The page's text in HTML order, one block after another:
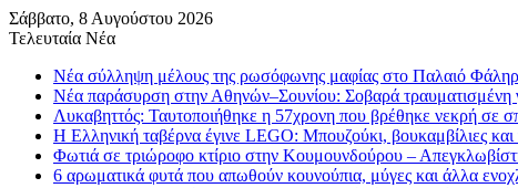
Σάββατο, 8 Αυγούστου 2026
Τελευταία Νέα
Νέα σύλληψη μέλους της ρωσόφωνης μαφίας στο Παλαιό
Νέα παράσυρση στην Αθηνών–Σουνίου: Σοβαρά τραυματισμένη
Λυκαβηττός: Ταυτοποιήθηκε η 57χρονη που βρέθηκε νεκρή σε
H Ελληνική ταβέρνα έγινε LEGO: Μπουζούκι, βουκαμβίλιες
Φωτιά σε τριώροφο κτίριο στην Κουμουνδούρου –
6 αρωματικά φυτά που απωθούν κουνούπια, μύγες και άλλα